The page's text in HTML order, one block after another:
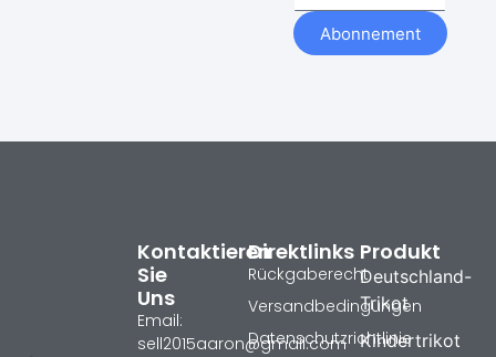
Abonnement
Produkt
Deutschland-
Trikot
Kindertrikot
Direktlinks
Rückgaberecht
Versandbedingungen
Datenschutzrichtlinie
Kontaktieren
Sie
Uns
Email:
sell2015aaron@gmail.com